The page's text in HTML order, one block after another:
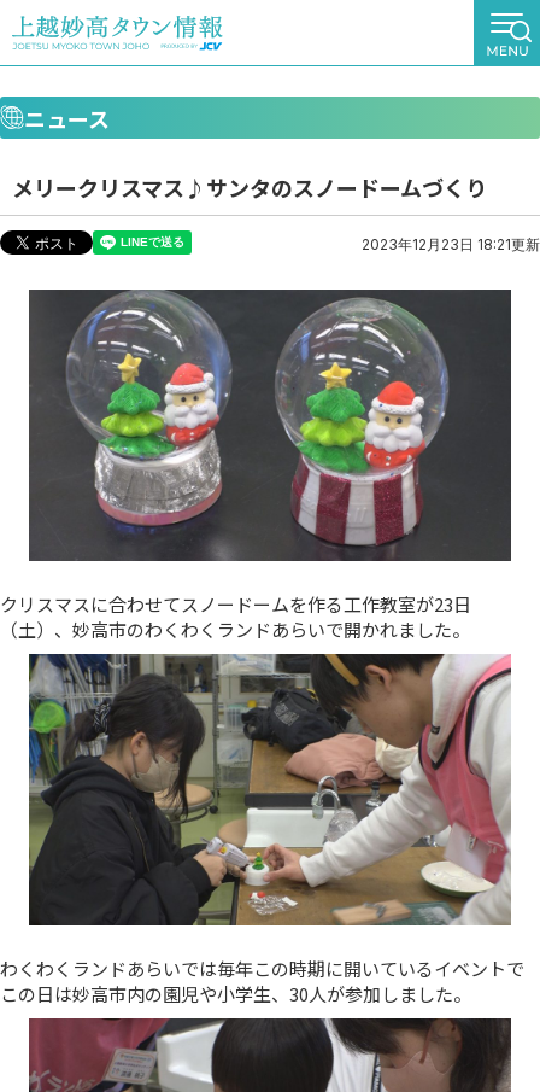
ニュース
メリークリスマス♪サンタのスノードームづくり
2023年12月23日 18:21更新
クリスマスに合わせてスノードームを作る工作教室が23日
（土）、妙高市のわくわくランドあらいで開かれました。
わくわくランドあらいでは毎年この時期に開いているイベントで
この日は妙高市内の園児や小学生、30人が参加しました。